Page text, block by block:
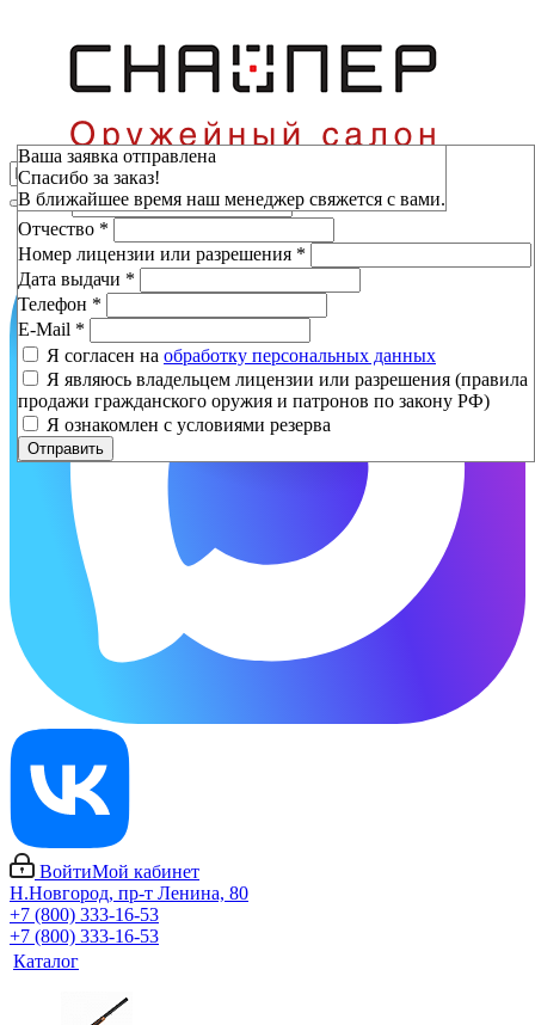
ВойтиМой кабинет
Н.Новгород, пр-т Ленина, 80
+7 (800) 333-16-53
+7 (800) 333-16-53
Каталог
Зарезервировать
Фамилия*
Имя*
Отчество *
Номер лицензии или разрешения *
Дата выдачи *
Телефон *
E-Mail *
Я согласен на обработку персональных данных
Я являюсь владельцем лицензии или разрешения (правила
продажи гражданского оружия и патронов по закону РФ)
Я ознакомлен с условиями резерва
Отправить
Ваша заявка отправлена
Спасибо за заказ!
В ближайшее время наш менеджер свяжется с вами.